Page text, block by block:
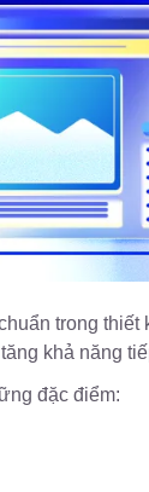
trong
khả năng
đặc điểm: